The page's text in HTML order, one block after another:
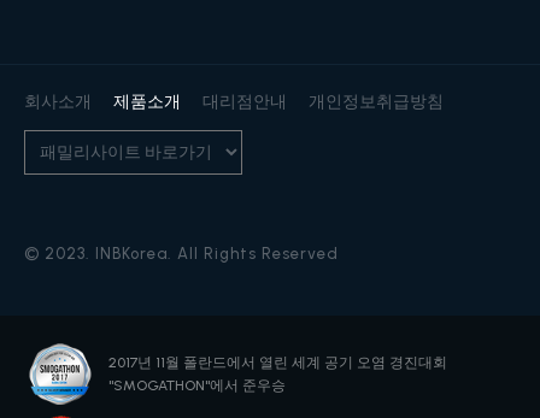
회사소개 제품소개 대리점안내 개인정보취급방침
© 2023. INBKorea. All Rights Reserved
2017년 11월 폴란드에서 열린 세계 공기 오염 경진대회
"SMOGATHON"에서 준우승